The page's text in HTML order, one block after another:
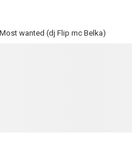
Most wanted (dj Flip mc Belka)